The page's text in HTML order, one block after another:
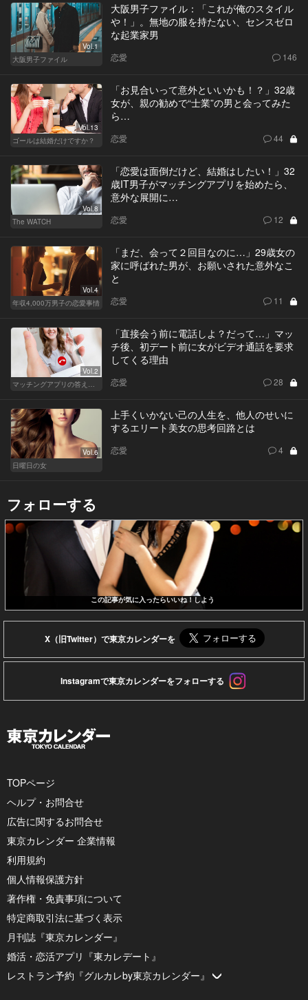
Vol.1
大阪男子ファイル
大阪男子ファイル：「これが俺のスタイル
や！」。無地の服を持たない、センスゼロ
な起業家男
恋愛 146
Vol.13
ゴールは結婚だけですか？
「お見合いって意外といいかも！？」32歳
女が、親の勧めで“士業”の男と会ってみた
ら…
恋愛 44
Vol.8
The WATCH
「恋愛は面倒だけど、結婚はしたい！」32
歳IT男子がマッチングアプリを始めたら、
意外な展開に…
恋愛 12
Vol.4
年収4,000万男子の恋愛事情
「まだ、会って２回目なのに…」29歳女の
家に呼ばれた男が、お願いされた意外なこ
と
恋愛 11
Vol.2
「直接会う前に電話しよ？だって…」マッ
チ後、初デート前に女がビデオ通話を要求
してくる理由
恋愛 28
Vol.6
日曜日の女
上手くいかない己の人生を、他人のせいに
するエリート美女の思考回路とは
恋愛 4
フォローする
この記事が気に入ったらいいね！しよう
X（旧Twitter）で東京カレンダーを
Instagramで東京カレンダーをフォローする
TOPページ
ヘルプ・お問合せ
広告に関するお問合せ
東京カレンダー 企業情報
利用規約
個人情報保護方針
著作権・免責事項について
特定商取引法に基づく表示
月刊誌『東京カレンダー』
婚活・恋活アプリ『東カレデート』
レストラン予約『グルカレby東京カレンダー』